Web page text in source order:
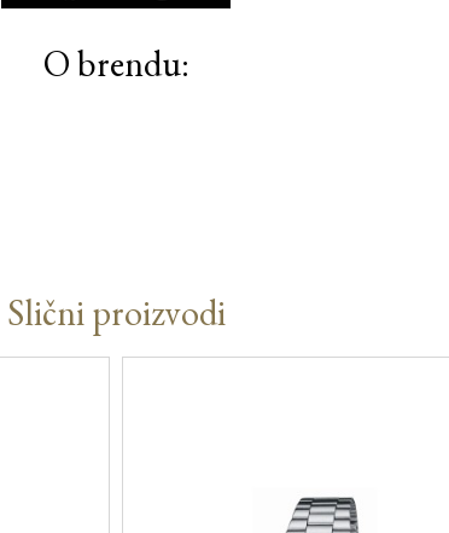
O brendu:
Slični proizvodi